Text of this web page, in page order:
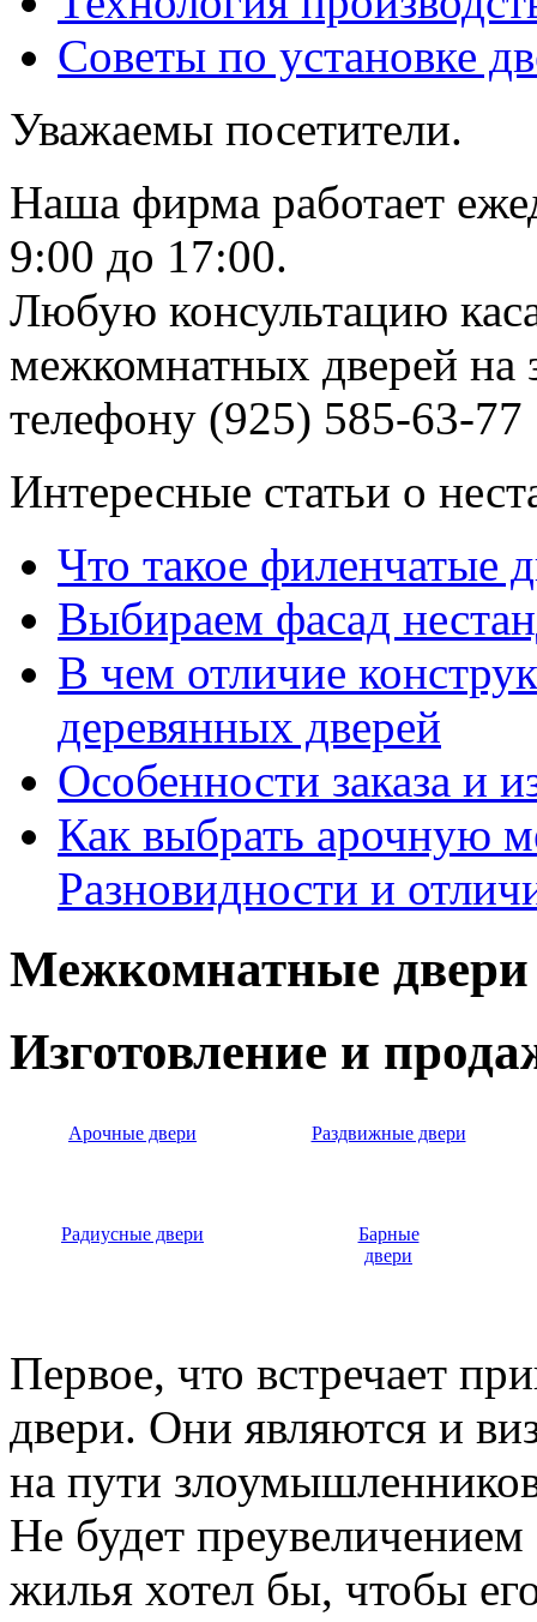
Советы по установке
Уважаемы посетители.
Наша фирма работает
9:00 до 17:00.
Любую консультацию
межкомнатных дверей на
телефону (925) 585-63-77
Интересные статьи о
Что такое филенчатые
Выбираем фасад
В чем отличие
деревянных дверей
Особенности заказа и
Как выбрать арочную
Разновидности и
Межкомнатные двери
Изготовление и
Арочные двери Раздвижные двери
Радиусные двери
Барные
двери
Первое, что встречает
двери. Они являются и
на пути
Не будет
жилья хотел бы, чтобы